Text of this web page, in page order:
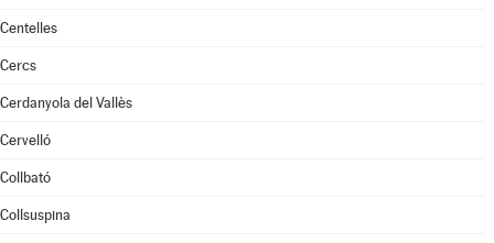
Centelles
Cercs
Cerdanyola del Vallès
Cervelló
Collbató
Collsuspina